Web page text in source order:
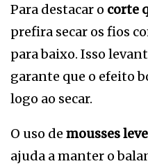
Para destacar o corte
prefira secar os fios
para baixo. Isso
garante que o efeito
logo ao secar.
O uso de mousses
ajuda a manter o